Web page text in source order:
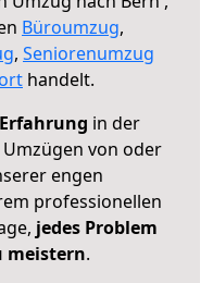
Büroumzug,
, Seniorenumzug
handelt.
in der
von oder
engen
professionellen
jedes Problem
meistern.